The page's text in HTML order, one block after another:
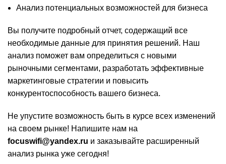
Анализ потенциальных возможностей для бизнеса
Вы получите подробный отчет, содержащий все
необходимые данные для принятия решений. Наш
анализ поможет вам определиться с новыми
рыночными сегментами, разработать эффективные
маркетинговые стратегии и повысить
конкурентоспособность вашего бизнеса.
Не упустите возможность быть в курсе всех изменений
на своем рынке! Напишите нам на
focuswifi@yandex.ru и заказывайте расширенный
анализ рынка уже сегодня!